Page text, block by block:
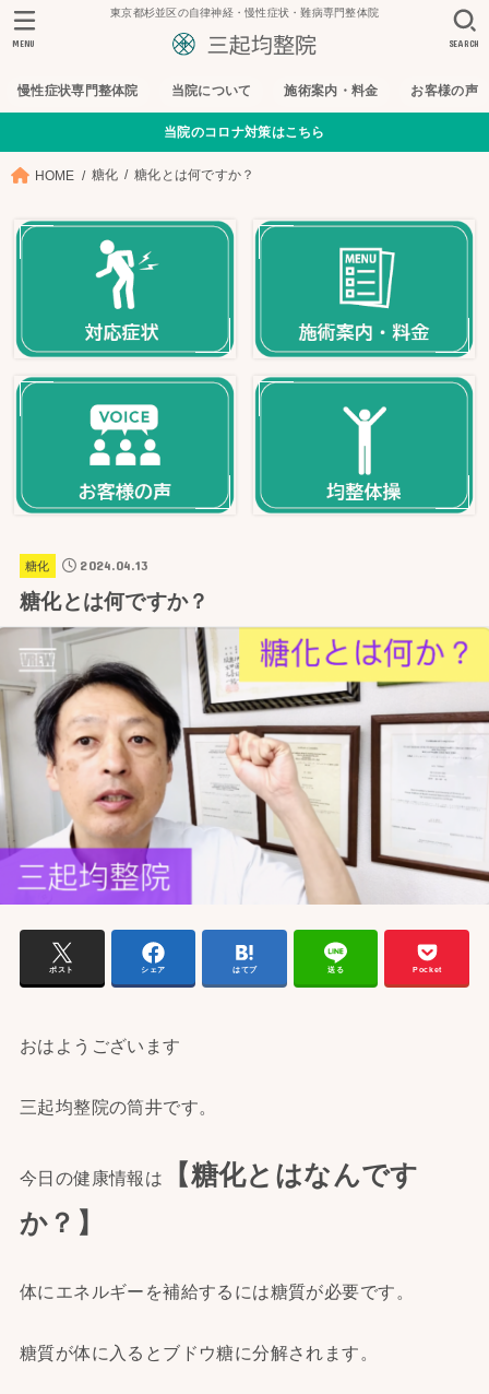
東京都杉並区の自律神経・慢性症状・難病専門整体院
慢性症状専門整体院 当院について 施術案内・料金 お客様の声
SEARCH
MENU
当院のコロナ対策はこちら
HOME 糖化 糖化とは何ですか？
糖化 2024.04.13
糖化とは何ですか？
ポスト シェア はてブ 送る Pocket
おはようございます
三起均整院の筒井です。
今日の健康情報は
【糖化とはなんです
か？】
体にエネルギーを補給するには糖質が必要です。
糖質が体に入るとブドウ糖に分解されます。